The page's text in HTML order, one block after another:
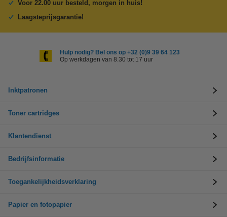
Voor 22.00 uur besteld, morgen in huis!
Laagsteprijsgarantie!
Hulp nodig? Bel ons op +32 (0)9 39 64 123
Op werkdagen van 8.30 tot 17 uur
Inktpatronen
Toner cartridges
Klantendienst
Bedrijfsinformatie
Toegankelijkheidsverklaring
Papier en fotopapier